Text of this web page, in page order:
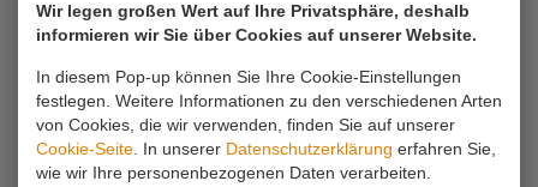
Wir legen großen Wert auf Ihre Privatsphäre, deshalb
informieren wir Sie über Cookies auf unserer Website.
In diesem Pop-up können Sie Ihre Cookie-Einstellungen
festlegen. Weitere Informationen zu den verschiedenen Arten
von Cookies, die wir verwenden, finden Sie auf unserer
Cookie-Seite . In unserer Datenschutzerklärung erfahren Sie,
wie wir Ihre personenbezogenen Daten verarbeiten.
Kontakt
info@koornmolen.nl
Ihr Name*